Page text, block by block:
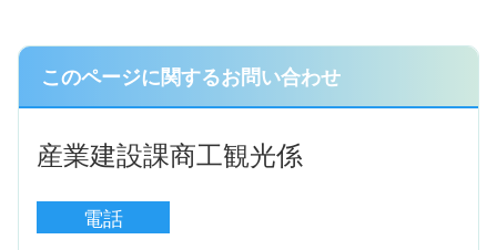
このページに関するお問い合わせ
産業建設課商工観光係
電話